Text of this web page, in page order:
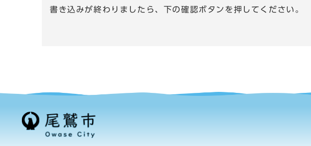
書き込みが終わりましたら、下の確認ボタンを押してください。